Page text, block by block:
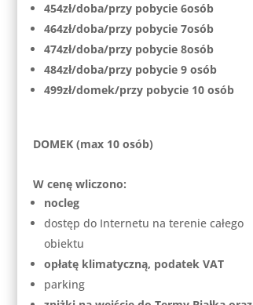
454zł/doba/przy pobycie 6osób
464zł/doba/przy pobycie 7osób
474zł/doba/przy pobycie 8osób
484zł/doba/przy pobycie 9 osób
499zł/domek/przy pobycie 10 osób
DOMEK (max 10 osób)
W cenę wliczono:
nocleg
dostęp do Internetu na terenie całego
obiektu
opłatę klimatyczną, podatek VAT
parking